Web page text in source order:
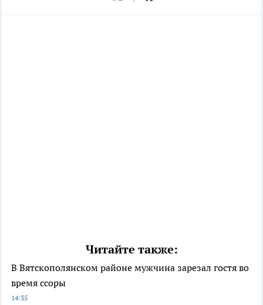
Читайте также:
В Вятскополянском районе мужчина зарезал гостя во
время ссоры
14:35